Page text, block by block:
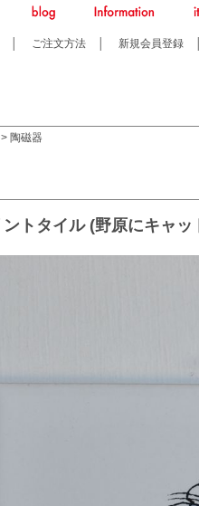
ご注文方法 新規会員登録
> 陶磁器
ントタイル (野原にキャッ